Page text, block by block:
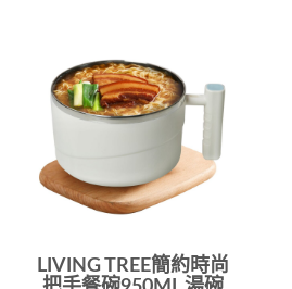
LIVING TREE簡約時尚